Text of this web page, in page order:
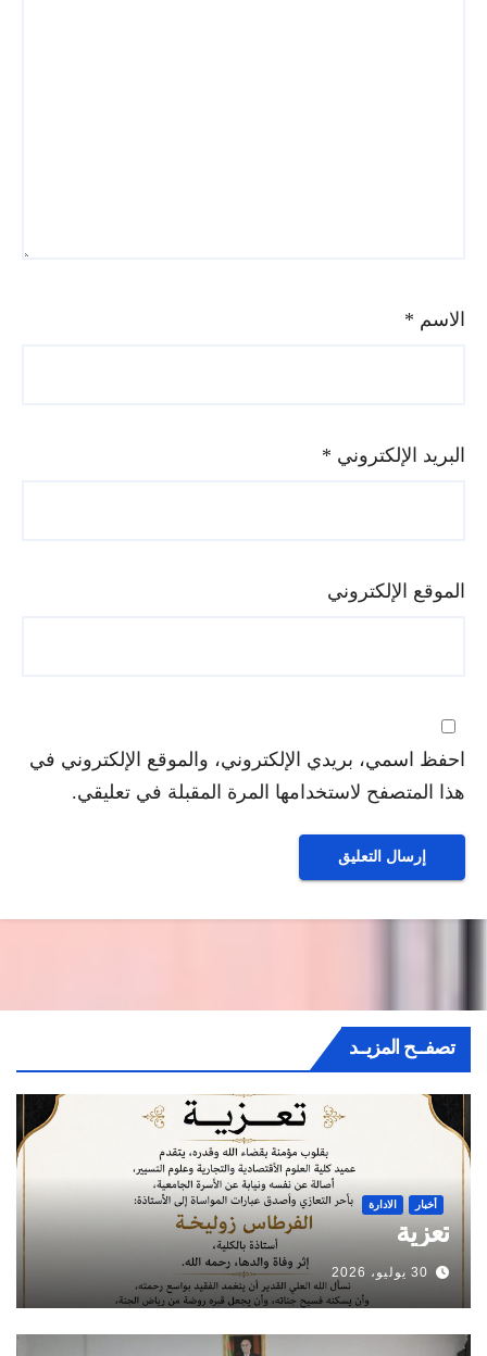
الاسم*
البريد الإلكتروني*
الموقع الإلكتروني
احفظ اسمي، بريدي الإلكتروني، والموقع الإلكتروني في
هذا المتصفح لاستخدامها المرة المقبلة في تعليقي.
تصفــح المزيــد
أخبار الادارة
تعزية
30 يوليو، 2026